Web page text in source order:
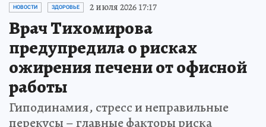
НОВОСТИ ЗДОРОВЬЕ 2 июля 2026 17:17
Врач Тихомирова
предупредила о рисках
ожирения печени от офисной
работы
Гиподинамия, стресс и неправильные
перекусы – главные факторы риска